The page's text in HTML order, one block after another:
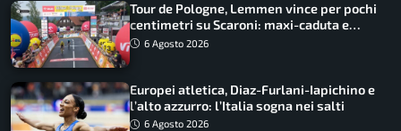
Tour de Pologne, Lemmen vince per pochi
centimetri su Scaroni: maxi-caduta e
tappa accorciata
6 Agosto 2026
Europei atletica, Diaz-Furlani-Iapichino e
l’alto azzurro: l’Italia sogna nei salti
6 Agosto 2026